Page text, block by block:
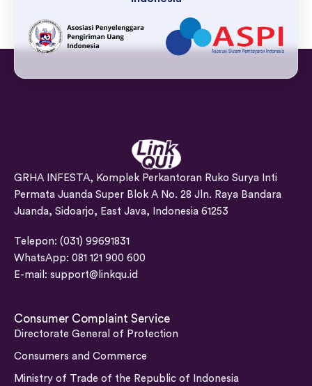
GRHA INFESTA, Komplek Perkantoran Ruko Surya Inti
Permata Juanda Super Blok A No. 28 Jln. Raya Bandara
Juanda, Sidoarjo, East Java, Indonesia 61253
Telepon: (031) 99691831
WhatsApp: 081 121 900 600
E-mail: support@linkqu.id
Consumer Complaint Service
Directorate General of Protection
Consumers and Commerce
Ministry of Trade of the Republic of Indonesia